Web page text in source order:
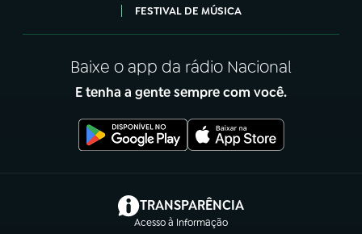
FESTIVAL DE MÚSICA
Baixe o app da rádio Nacional
E tenha a gente sempre com você.
TRANSPARÊNCIA
Acesso à Informação
(abre em nova aba)